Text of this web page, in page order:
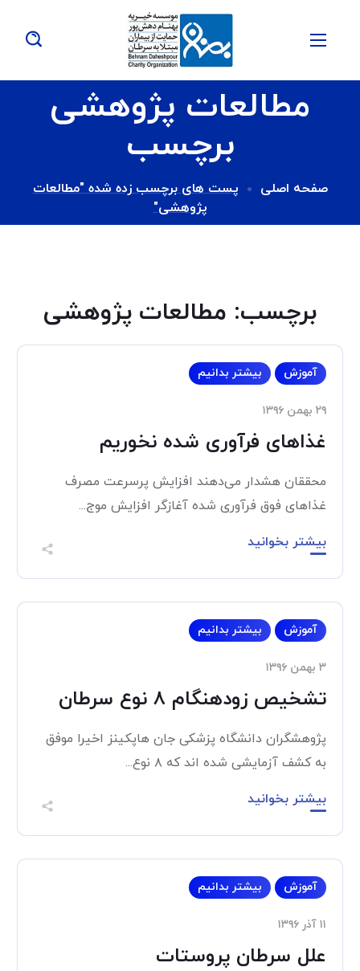
مطالعات پژوهشی
برچسب
صفحه اصلی
پست های برچسب زده شده "مطالعات
پژوهشی"
برچسب: مطالعات پژوهشی
آموزش بیشتر بدانیم
۲۹ بهمن ۱۳۹۶
غذاهای فرآوری شده نخوریم
محققان هشدار می‌دهند افزایش پرسرعت مصرف
غذاهای فوق فرآوری شده آغازگر افزایش موج...
بیشتر بخوانید
آموزش بیشتر بدانیم
۳ بهمن ۱۳۹۶
تشخیص زودهنگام ۸ نوع سرطان
پژوهشگران دانشگاه پزشکی جان هاپکینز اخیرا موفق
به کشف آزمایشی شده اند که ۸ نوع...
بیشتر بخوانید
آموزش بیشتر بدانیم
۱۱ آذر ۱۳۹۶
علل سرطان پروستات